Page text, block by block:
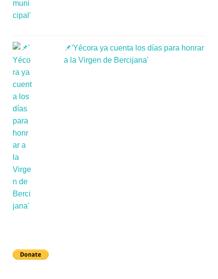
📌'Yécora ya cuenta los días para honrar
a la Virgen de Bercijana'